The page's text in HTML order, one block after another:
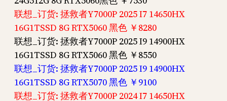
联想_订货: 拯救者Y7000P 2025 I7 14650HX
16G1TSSD 8G RTX5060 黑色 ￥8280
联想_订货: 拯救者Y7000P 2025 I9 14900HX
16G1TSSD 8G RTX5060 黑色 ￥8550
联想_订货: 拯救者Y7000P 2025 I9 14900HX
16G1TSSD 8G RTX5070 黑色 ￥9100
联想_订货: 拯救者Y7000P 2024 I7 14650HX